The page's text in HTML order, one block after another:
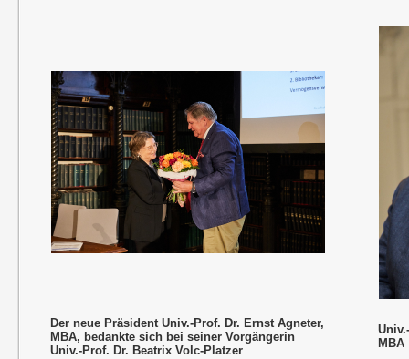
Der neue Präsident Univ.-Prof. Dr. Ernst Agneter,
MBA, bedankte sich bei seiner Vorgängerin
Univ.-Prof. Dr. Beatrix Volc-Platzer
MBA